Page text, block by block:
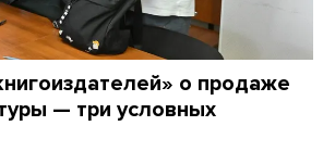
о продаже
— три условных